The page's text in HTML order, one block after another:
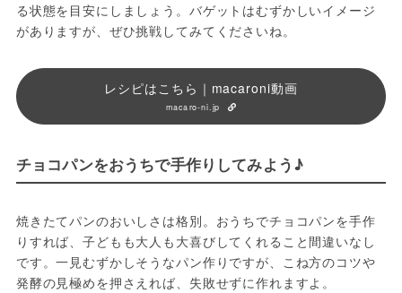
る状態を目安にしましょう。バゲットはむずかしいイメージ
がありますが、ぜひ挑戦してみてくださいね。
レシピはこちら｜macaroni動画
macaro-ni.jp
チョコパンをおうちで手作りしてみよう♪
焼きたてパンのおいしさは格別。おうちでチョコパンを手作
りすれば、子どもも大人も大喜びしてくれること間違いなし
です。一見むずかしそうなパン作りですが、こね方のコツや
発酵の見極めを押さえれば、失敗せずに作れますよ。